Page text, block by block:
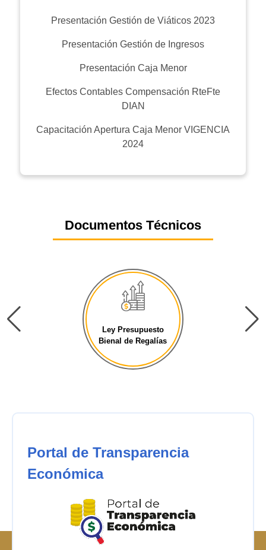
Presentación Gestión de Viáticos 2023
Presentación Gestión de Ingresos
Presentación Caja Menor
Efectos Contables Compensación RteFte
DIAN
Capacitación Apertura Caja Menor VIGENCIA
2024
Documentos Técnicos
Ley Presupuesto
Bienal de Regalías
Portal de Transparencia
Económica